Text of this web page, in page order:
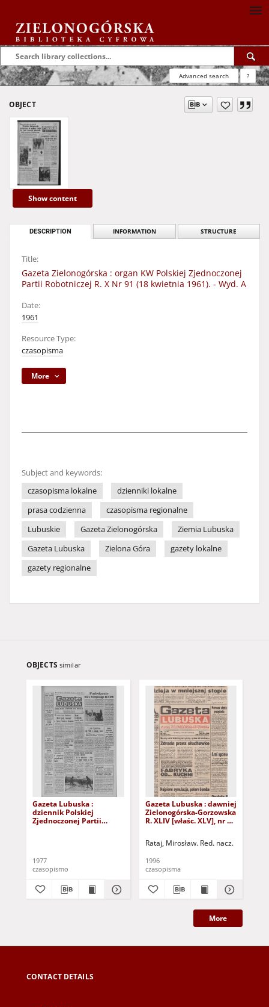
Advanced search ?
OBJECT
Show content
DESCRIPTION INFORMATION STRUCTURE
Title:
Gazeta Zielonogórska : organ KW Polskiej Zjednoczonej
Partii Robotniczej R. X Nr 91 (18 kwietnia 1961). - Wyd. A
Date:
1961
Resource Type:
czasopisma
More
Subject and keywords:
czasopisma lokalne
dzienniki lokalne
prasa codzienna
czasopisma regionalne
Lubuskie
Gazeta Zielonogórska
Ziemia Lubuska
Gazeta Lubuska
Zielona Góra
gazety lokalne
gazety regionalne
OBJECTS similar
Gazeta Lubuska :
dziennik Polskiej
Zjednoczonej Partii
1977
czasopismo
Gazeta Lubuska : dawniej
Zielonogórska-Gorzowska
R. XLIV [właśc. XLV], nr 52
Rataj, Mirosław. Red. nacz.
1996
czasopisma
More
CONTACT DETAILS